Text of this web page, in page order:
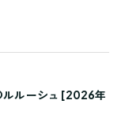
ルルーシュ [2026年